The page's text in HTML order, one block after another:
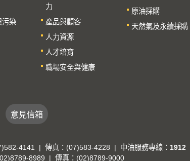
污染
力
產品與顧客
人力資源
人才培育
職場安全與健康
原油採購
天然氣及永續採購
意見信箱
4141 | 傳真：(07)583-4228 | 中油服務專線： 1912
8989 | 傳真：(02)8789-9000